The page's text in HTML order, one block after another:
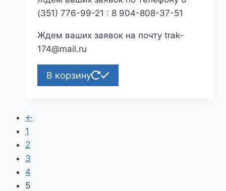
(351) 776-99-21 : 8 904-808-37-51
Ждем ваших заявок на почту trak-
174@mail.ru
В корзину
←
1
2
3
4
5